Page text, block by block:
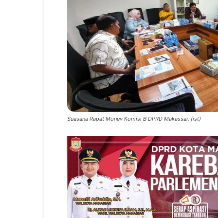
Suasana Rapat Monev Komisi B DPRD Makassar. (ist)